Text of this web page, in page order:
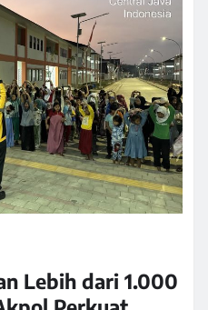
Lebih dari 1.000